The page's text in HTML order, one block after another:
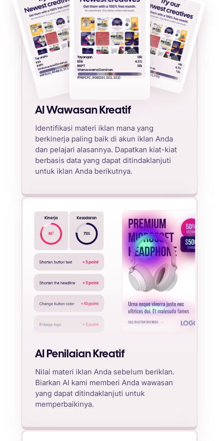
Tayangan
13k
Klik
4.5%
RKPT
13k
Warna-warna Dominan
#FBFCFC, RGB(251, 252, 252)
Tayangan
13k
Klik
4.5%
RKPT
13k
Warna-warna Dominan
#FBFCFC, RGB(251, 252, 252)
Tayangan
13k
Klik
4.5%
13k
Warna-warna Dominan
#FBFCFC, RGB(251, 252, 252)
AI Wawasan Kreatif
Identifikasi materi iklan mana yang
berkinerja paling baik di akun iklan Anda
dan pelajari alasannya. Dapatkan kiat-kiat
berbasis data yang dapat ditindaklanjuti
untuk iklan Anda berikutnya.
Kinerja
85%
Kesadaran
75%
AI Penilaian Kreatif
Nilai materi iklan Anda sebelum beriklan.
Biarkan AI kami memberi Anda wawasan
yang dapat ditindaklanjuti untuk
memperbaikinya.